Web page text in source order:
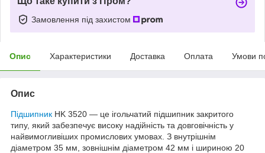
Замовлення під захистом
Опис Характеристики Доставка Оплата Умови
Опис
Підшипник HK 3520 — це ігольчатий підшипник закритого
типу, який забезпечує високу надійність та довговічність у
найвимогливіших промислових умовах. З внутрішнім
діаметром 35 мм, зовнішнім діаметром 42 мм і шириною 20